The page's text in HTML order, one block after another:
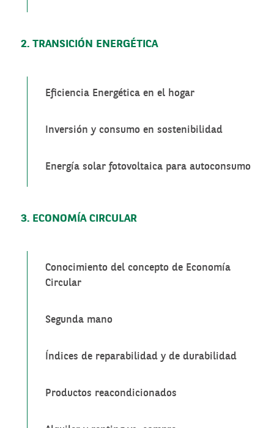
2. TRANSICIÓN ENERGÉTICA
Eficiencia Energética en el hogar
Inversión y consumo en sostenibilidad
Energía solar fotovoltaica para autoconsumo
3. ECONOMÍA CIRCULAR
Conocimiento del concepto de Economía
Circular
Segunda mano
Índices de reparabilidad y de durabilidad
Productos reacondicionados